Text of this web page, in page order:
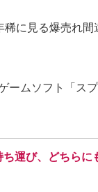
に見る爆売れ
ームソフト「ス
運び、どちらに